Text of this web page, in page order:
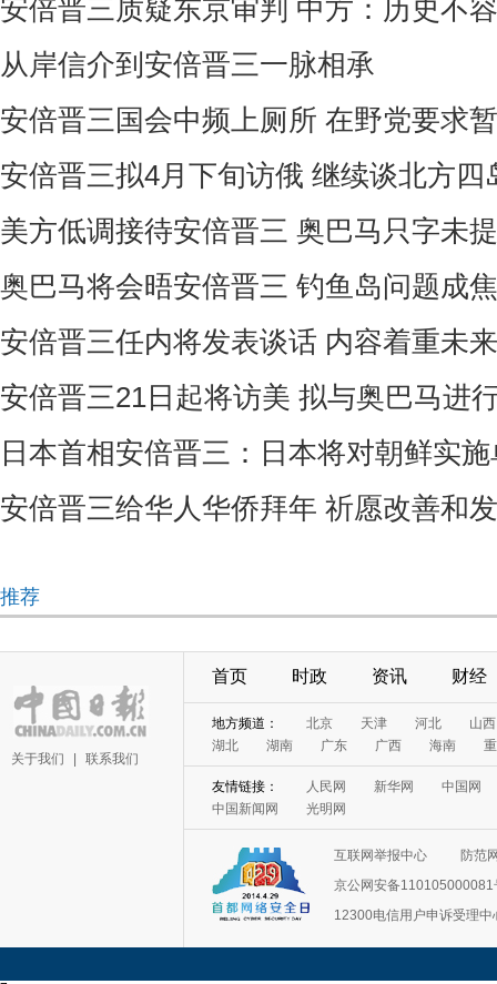
安倍晋三质疑东京审判 中方：历史不
从岸信介到安倍晋三一脉相承
安倍晋三国会中频上厕所 在野党要求
安倍晋三拟4月下旬访俄 继续谈北方四
美方低调接待安倍晋三 奥巴马只字未
奥巴马将会晤安倍晋三 钓鱼岛问题成
安倍晋三任内将发表谈话 内容着重未
安倍晋三21日起将访美 拟与奥巴马进
日本首相安倍晋三：日本将对朝鲜实
安倍晋三给华人华侨拜年 祈愿改善和
推荐
关于我们 联系我们
首页 时政 资讯 财经
地方频道： 北京 天津 河北
山西
湖北
湖南 广东 广西 海南
友情链接： 人民网 新华网
中国网
中国新闻网
光明网
互联网举报中心
防范
京公网安备110105000081
12300电信用户申诉受理中